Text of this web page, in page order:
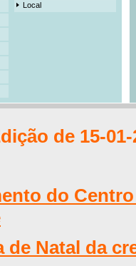
Local
de 15-01-
do
de Natal da